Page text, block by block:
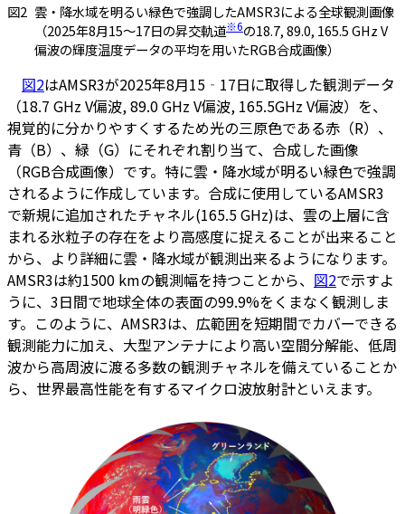
図2 雲・降水域を明るい緑色で強調したAMSR3による全球観測画像
（2025年8月15～17日の昇交軌道※6の18.7, 89.0, 165.5 GHz V
偏波の輝度温度データの平均を用いたRGB合成画像）
図2はAMSR3が2025年8月15‐17日に取得した観測データ
（18.7 GHz V偏波, 89.0 GHz V偏波, 165.5GHz V偏波）を、
視覚的に分かりやすくするため光の三原色である赤（R）、
青（B）、緑（G）にそれぞれ割り当て、合成した画像
（RGB合成画像）です。特に雲・降水域が明るい緑色で強調
されるように作成しています。合成に使用しているAMSR3
で新規に追加されたチャネル(165.5 GHz)は、雲の上層に含
まれる氷粒子の存在をより高感度に捉えることが出来ること
から、より詳細に雲・降水域が観測出来るようになります。
AMSR3は約1500 kmの観測幅を持つことから、 図2で示すよ
うに、3日間で地球全体の表面の99.9%をくまなく観測しま
す。このように、AMSR3は、広範囲を短期間でカバーできる
観測能力に加え、大型アンテナにより高い空間分解能、低周
波から高周波に渡る多数の観測チャネルを備えていることか
ら、世界最高性能を有するマイクロ波放射計といえます。